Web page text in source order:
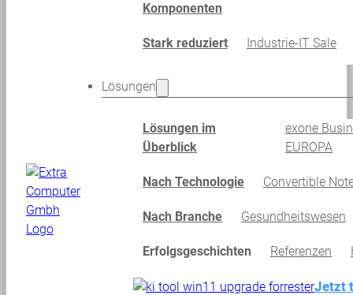
Komponenten
Stark reduziert Industrie-IT Sale
Lösungen
Lösungen im
Überblick
exone
EUROPA
Nach Technologie Convertible
Nach Branche Gesundheitswesen
Erfolgsgeschichten Referenzen
Jetzt